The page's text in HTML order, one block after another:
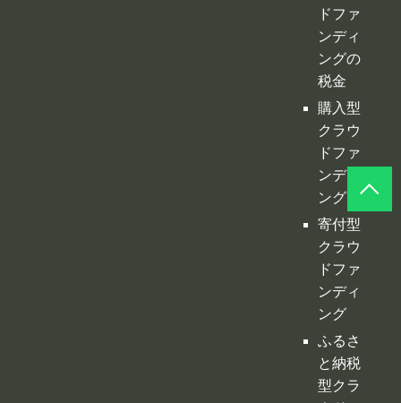
ドファ
ンディ
ングの
税金
購入型
クラウ
ドファ
ンディ
ング
寄付型
クラウ
ドファ
ンディ
ング
ふるさ
と納税
型クラ